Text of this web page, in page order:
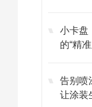
小卡盘
的“精
告别喷
让涂装